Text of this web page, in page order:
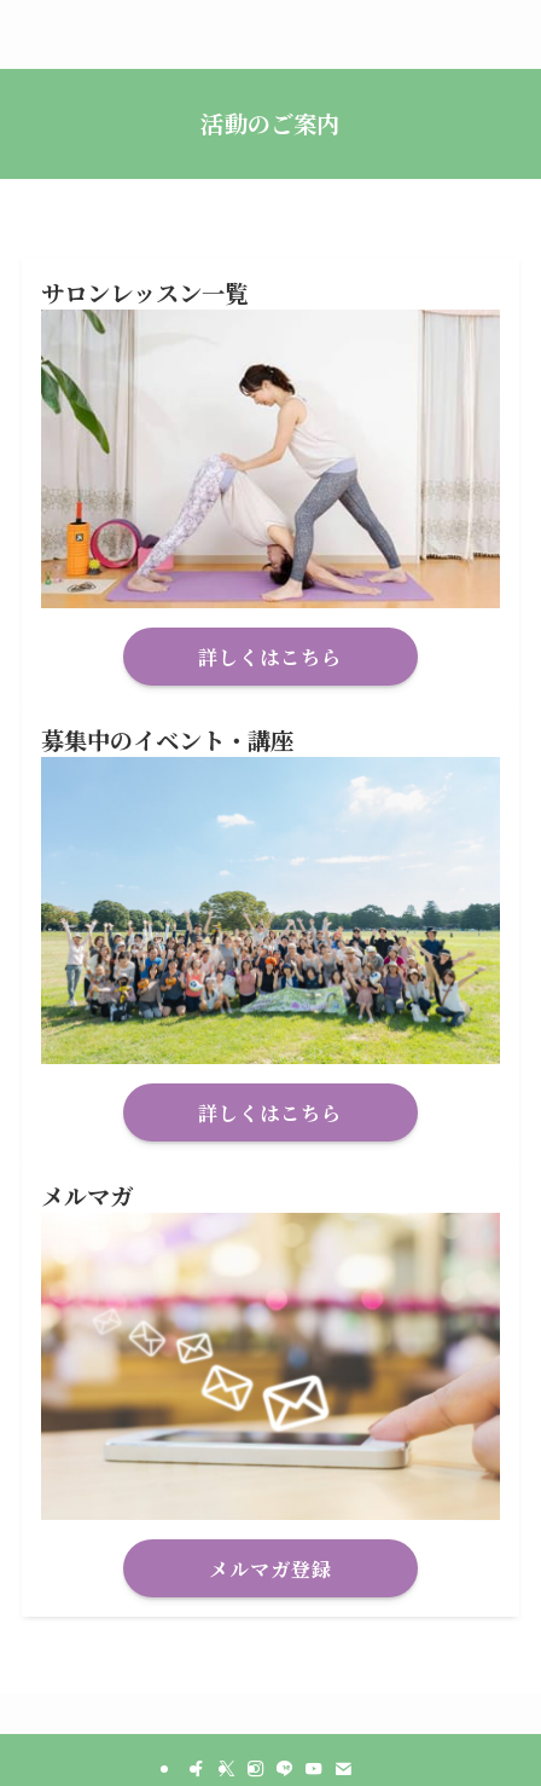
活動のご案内
サロンレッスン一覧
詳しくはこちら
募集中のイベント・講座
詳しくはこちら
メルマガ
メルマガ登録